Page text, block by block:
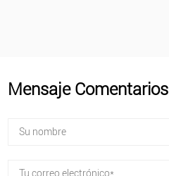
Mensaje Comentarios